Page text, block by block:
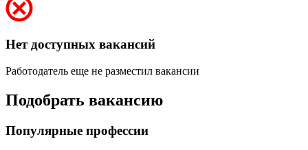
Нет доступных вакансий
Работодатель еще не разместил вакансии
Подобрать вакансию
Популярные профессии